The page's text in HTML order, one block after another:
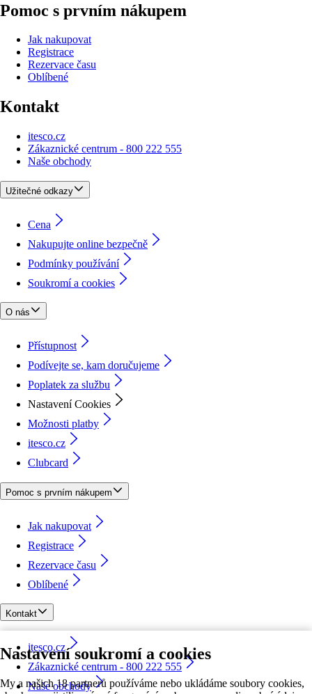
Nastavení soukromí a cookies
My a našich 18 partnerů používáme nebo ukládáme soubory cookies,
Pomoc s prvním nákupem
Jak nakupovat
Registrace
Rezervace času
Oblíbené
Kontakt
itesco.cz
Zákaznické centrum - 800 222 555
Naše obchody
Užitečné odkazy
Cena
Nakupujte online bezpečně
Podmínky používání
Soukromí a cookies
O nás
Přístupnost
Podívejte se, kam doručujeme
Poplatek za službu
Nastavení Cookies
Možnosti platby
itesco.cz
Clubcard
Pomoc s prvním nákupem
Jak nakupovat
Registrace
Rezervace času
Oblíbené
Kontakt
itesco.cz
Zákaznické centrum - 800 222 555
Naše obchody